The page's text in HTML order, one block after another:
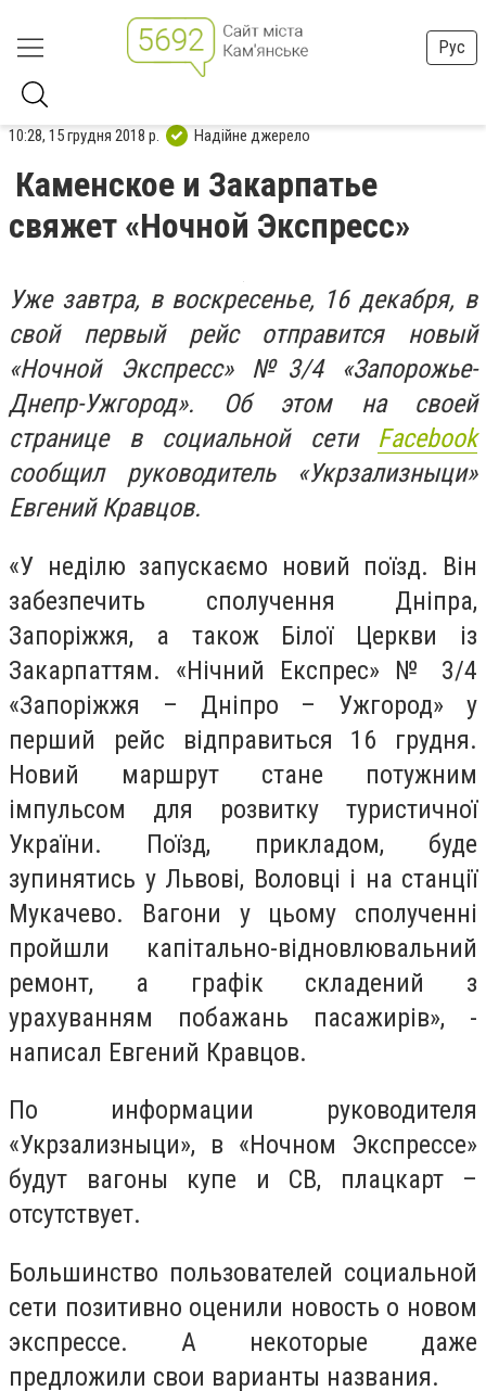
Рус
10:28, 15 грудня 2018 р. Надійне джерело
Каменское и Закарпатье
свяжет «Ночной Экспресс»
Уже завтра, в воскресенье, 16 декабря, в
свой первый рейс отправится новый
«Ночной Экспресс» №3/4 «Запорожье-
Днепр-Ужгород». Об этом на своей
странице в социальной сети Facebook
сообщил руководитель «Укрзализныци»
Евгений Кравцов.
«У неділю запускаємо новий поїзд. Він
забезпечить сполучення Дніпра,
Запоріжжя, а також Білої Церкви із
Закарпаттям. «Нічний Експрес» № 3/4
«Запоріжжя – Дніпро – Ужгород» у
перший рейс відправиться 16 грудня.
Новий маршрут стане потужним
імпульсом для розвитку туристичної
України. Поїзд, прикладом, буде
зупинятись у Львові, Воловці і на станції
Мукачево. Вагони у цьому сполученні
пройшли капітально-відновлювальний
ремонт, а графік складений з
урахуванням побажань пасажирів», -
написал Евгений Кравцов.
По информации руководителя
«Укрзализныци», в «Ночном Экспрессе»
будут вагоны купе и СВ, плацкарт –
отсутствует.
Большинство пользователей социальной
сети позитивно оценили новость о новом
экспрессе. А некоторые даже
предложили свои варианты названия.